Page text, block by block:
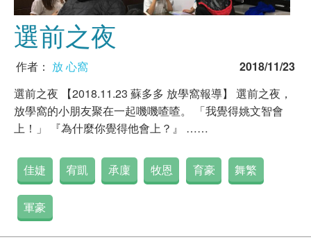
選前之夜
作者： 放 心窩
2018/11/23
選前之夜 【2018.11.23 蘇多多 放學窩報導】 選前之夜，
放學窩的小朋友聚在一起嘰嘰喳喳。 「我覺得姚文智會
上！」 『為什麼你覺得他會上？』 ……
佳婕 宥凱 承廩 牧恩 育豪 舞繁
軍豪